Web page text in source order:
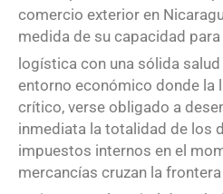
comercio exterior en
medida de su capacidad
logística con una sólida salud
entorno económico donde la
crítico, verse obligado a
inmediata la totalidad de los
impuestos internos en el
mercancías cruzan la